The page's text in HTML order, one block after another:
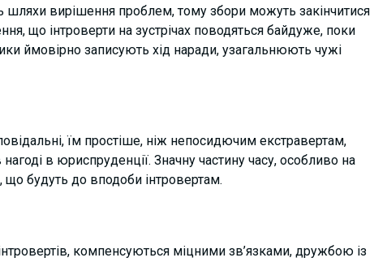
шляхи вирішення проблем, тому збори можуть закінчитися
що інтроверти на зустрічах поводяться байдуже, поки
ймовірно записують хід наради, узагальнюють чужі
їм простіше, ніж непосидючим екстравертам,
в юриспруденції. Значну частину часу, особливо на
що будуть до вподоби інтровертам.
компенсуються міцними зв’язками, дружбою із